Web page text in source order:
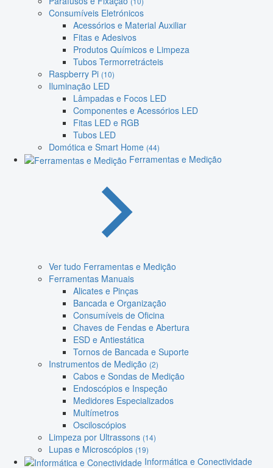
Consumíveis Eletrónicos
Acessórios e Material Auxiliar
Fitas e Adesivos
Produtos Químicos e Limpeza
Tubos Termorretrácteis
Raspberry Pi (10)
Iluminação LED
Lâmpadas e Focos LED
Componentes e Acessórios LED
Fitas LED e RGB
Tubos LED
Domótica e Smart Home (44)
Ferramentas e Medição
Ver tudo Ferramentas e Medição
Ferramentas Manuais
Alicates e Pinças
Bancada e Organização
Consumíveis de Oficina
Chaves de Fendas e Abertura
ESD e Antiestática
Tornos de Bancada e Suporte
Instrumentos de Medição (2)
Cabos e Sondas de Medição
Endoscópios e Inspeção
Medidores Especializados
Multímetros
Osciloscópios
Limpeza por Ultrassons (14)
Lupas e Microscópios (19)
Informática e Conectividade